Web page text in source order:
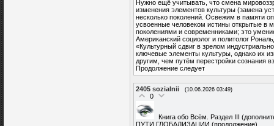
Нужно ещё учитывать, что смена
изменения элементов культуры (замена
несколько поколений. Освежим в памяти
усвоенные человеком истины открытые в
поколениями и современниками; это
Американский социолог и политолог
«Культурный сдвиг в зрелом
ключевые элементы культуры, однако их
другим, чем путём перестройки сознания
Продолжение следует
2405 sozialnii (10.06.2026 03:49)
0
Книга обо Всём. Раздел III
ПУТИ ГЛОБАЛИЗАЦИИ (продолжение)